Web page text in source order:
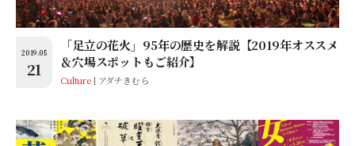
2019.05
21
「足立の花火」95年の歴史を解説【2019年オススメ
＆穴場スポットもご紹介】
Culture アダチきむら